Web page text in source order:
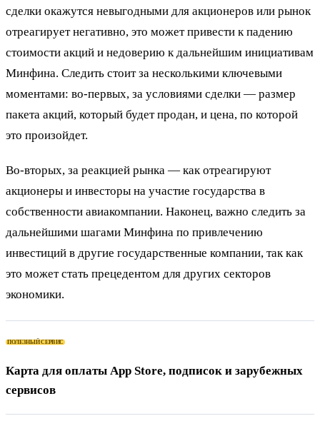
сделки окажутся невыгодными для акционеров или рынок
отреагирует негативно, это может привести к падению
стоимости акций и недоверию к дальнейшим инициативам
Минфина. Следить стоит за несколькими ключевыми
моментами: во-первых, за условиями сделки — размер
пакета акций, который будет продан, и цена, по которой
это произойдет.
Во-вторых, за реакцией рынка — как отреагируют
акционеры и инвесторы на участие государства в
собственности авиакомпании. Наконец, важно следить за
дальнейшими шагами Минфина по привлечению
инвестиций в другие государственные компании, так как
это может стать прецедентом для других секторов
экономики.
ПОЛЕЗНЫЙ СЕРВИС
Карта для оплаты App Store, подписок и зарубежных
сервисов